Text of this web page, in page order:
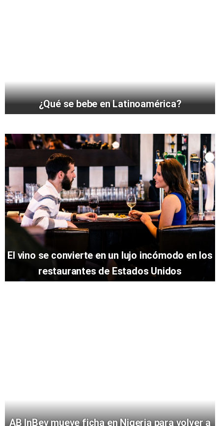
¿Qué se bebe en Latinoamérica?
El vino se convierte en un lujo incómodo en los
restaurantes de Estados Unidos
AB InBev mueve ficha en Nigeria para volver a